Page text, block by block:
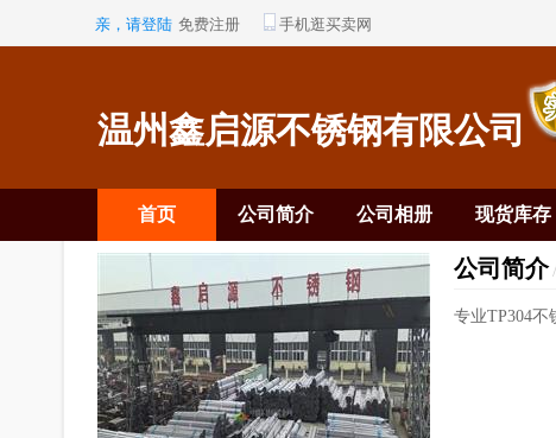
亲，请登陆 免费注册 手机逛买卖网
温州鑫启源不锈钢有限公司
首页 公司简介 公司相册 现货库存
公司简介
专业TP304不